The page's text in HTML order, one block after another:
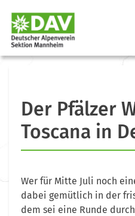
Der Pfälzer
Toscana in
Wer für Mitte Juli noch
dabei gemütlich in der
dem sei eine Runde